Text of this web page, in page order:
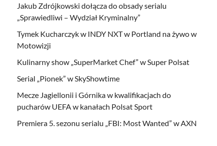
Jakub Zdrójkowski dołącza do obsady serialu
„Sprawiedliwi – Wydział Kryminalny”
Tymek Kucharczyk w INDY NXT w Portland na żywo w
Motowizji
Kulinarny show „SuperMarket Chef” w Super Polsat
Serial „Pionek” w SkyShowtime
Mecze Jagiellonii i Górnika w kwalifikacjach do
pucharów UEFA w kanałach Polsat Sport
Premiera 5. sezonu serialu „FBI: Most Wanted” w AXN